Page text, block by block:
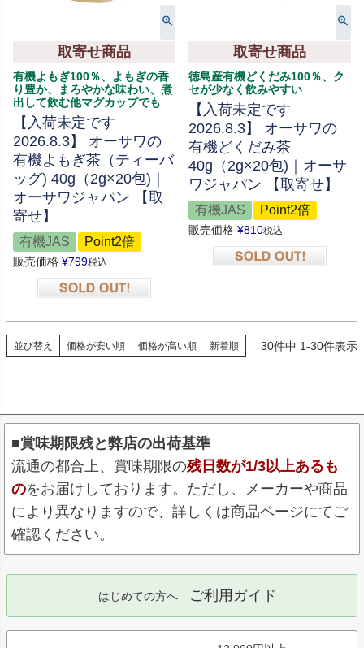
取寄せ商品
有機よもぎ100％、よもぎの香
り豊か、まろやかな味わい、煮
出して飲む他マグカップでも
【入荷未定です
2026.8.3】 オーサワの
有機よもぎ茶（ティーバ
ッグ) 40g（2g×20包)｜
オーサワジャパン 【取
寄せ】
有機JAS Point2倍
販売価格 ¥799税込
取寄せ商品
徳島産有機どくだみ100％、ク
セが少なく飲みやすい
【入荷未定です
2026.8.3】 オーサワの
有機どくだみ茶
40g（2g×20包)｜オーサ
ワジャパン 【取寄せ】
有機JAS Point2倍
販売価格 ¥810税込
並び替え 価格が安い順 価格が高い順 新着順 30件中 1-30件表示
■賞味期限残と弊店の出荷基準
流通の都合上、賞味期限の残日数が1/3以上あるも
のをお届けしております。ただし、メーカーや商品
により異なりますので、詳しくは商品ページにてご
確認ください。
はじめての方へ ご利用ガイド